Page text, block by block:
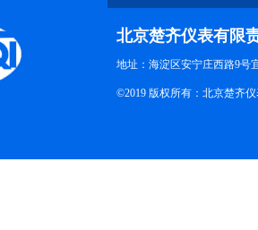
北京楚齐仪表有限
地址：海淀区安宁庄西路9号
©2019 版权所有：北京楚齐